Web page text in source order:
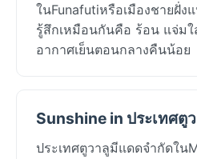
ในFunafutiหรือเมืองชายฝั่ง
รู้สึกเหมือนกันคือ ร้อน แจ่ม
อากาศเย็นตอนกลางคืนน้อย
Sunshine in ประเทศตู
ประเทศตูวาลูมีแดดจำกัดใน